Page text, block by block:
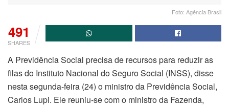
Foto: Agência Brasil
491
SHARES
A Previdência Social precisa de recursos para reduzir as
filas do Instituto Nacional do Seguro Social (INSS), disse
nesta segunda-feira (24) o ministro da Previdência Social,
Carlos Lupi. Ele reuniu-se com o ministro da Fazenda,